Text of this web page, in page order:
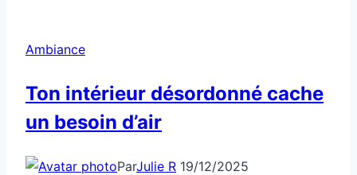
Ambiance
Ton intérieur désordonné cache
un besoin d’air
ParJulie R 19/12/2025